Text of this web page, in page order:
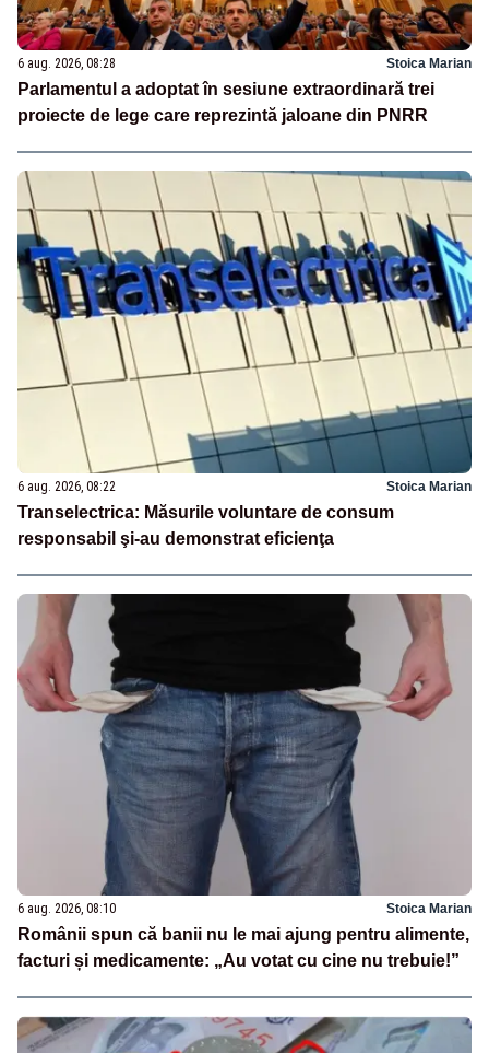
6 aug. 2026, 08:28 Stoica Marian
Parlamentul a adoptat în sesiune extraordinară trei
proiecte de lege care reprezintă jaloane din PNRR
6 aug. 2026, 08:22 Stoica Marian
Transelectrica: Măsurile voluntare de consum
responsabil şi-au demonstrat eficienţa
6 aug. 2026, 08:10 Stoica Marian
Românii spun că banii nu le mai ajung pentru alimente,
facturi și medicamente: „Au votat cu cine nu trebuie!”